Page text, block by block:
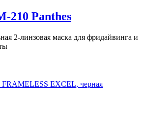
Panthes
2-линзовая маска для фридайвинга и